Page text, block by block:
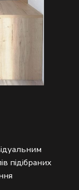
підібраних